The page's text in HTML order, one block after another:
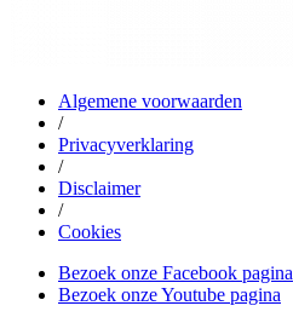
Algemene voorwaarden
/
Privacyverklaring
/
Disclaimer
/
Cookies
Bezoek onze Facebook pagina
Bezoek onze Youtube pagina